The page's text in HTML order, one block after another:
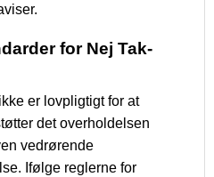
for Nej Tak-
er lovpligtigt for at
det overholdelsen
vedrørende
Ifølge reglerne for